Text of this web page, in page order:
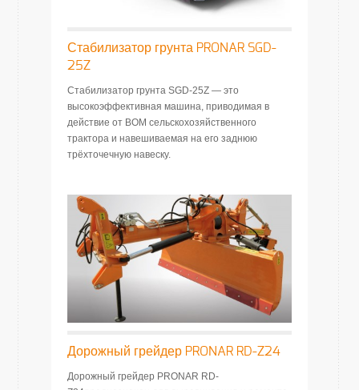
Стабилизатор грунта PRONAR SGD-
25Z
Стабилизатор грунта SGD-25Z — это
высокоэффективная машина, приводимая в
действие от ВОМ сельскохозяйственного
трактора и навешиваемая на его заднюю
трёхточечную навеску.
Дорожный грейдер PRONAR RD-Z24
Дорожный грейдер PRONAR RD-